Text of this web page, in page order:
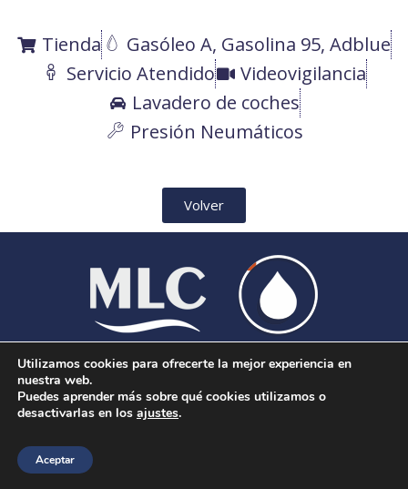
Tienda
Gasóleo A, Gasolina 95, Adblue
Servicio Atendido
Videovigilancia
Lavadero de coches
Presión Neumáticos
Volver
Aviso Legal|Política de Cookies|Más información
sobre las cookies| Aviso de Privacidad
© 2026 MLC Carburantes. Todos los derechos
Utilizamos cookies para ofrecerte la mejor experiencia en
nuestra web.
Puedes aprender más sobre qué cookies utilizamos o
desactivarlas en los ajustes.
Aceptar